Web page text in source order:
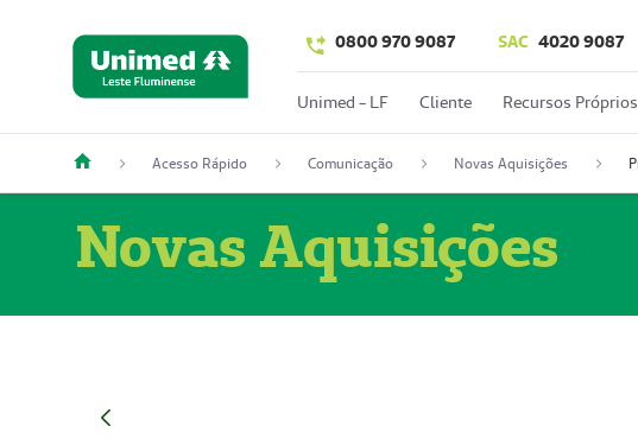
0800 970 9087 SAC 4020 9087
Unimed - LF Cliente Recursos Próprios
Acesso Rápido Comunicação Novas Aquisições
Novas Aquisições